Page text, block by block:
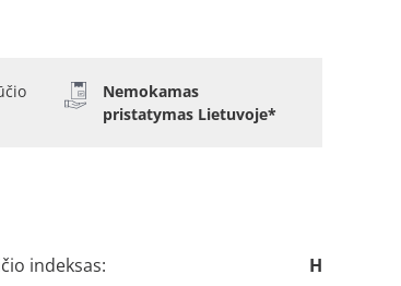
Nemokamas
pristatymas Lietuvoje*
indeksas:
H